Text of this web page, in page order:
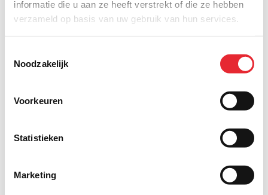
informatie die u aan ze heeft verstrekt of die ze hebben
verzameld op basis van uw gebruik van hun services.
Noodzakelijk
Voorkeuren
Statistieken
Marketing